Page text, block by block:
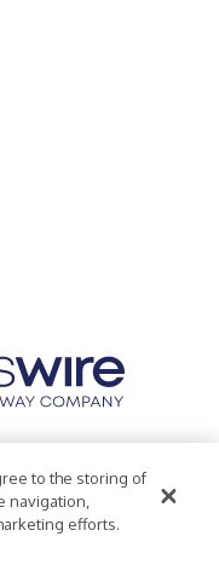
Statement
to the storing of
navigation,
efforts.